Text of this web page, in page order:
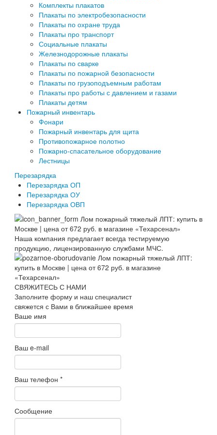
Комплекты плакатов
Плакаты по электробезопасности
Плакаты по охране труда
Плакаты про транспорт
Социальные плакаты
Железнодорожные плакаты
Плакаты по сварке
Плакаты по пожарной безопасности
Плакаты по грузоподъемным работам
Плакаты про работы с давлением и газами
Плакаты детям
Пожарный инвентарь
Фонари
Пожарный инвентарь для щита
Противопожарное полотно
Пожарно-спасательное оборудование
Лестницы
Перезарядка
Перезарядка ОП
Перезарядка ОУ
Перезарядка ОВП
Наша компания предлагает всегда тестируемую
продукцию, лицензированную службами МЧС.
СВЯЖИТЕСЬ С НАМИ
Заполните форму и наш специалист
свяжется с Вами в ближайшее время
Ваше имя
Ваш e-mail
Ваш телефон *
Сообщение